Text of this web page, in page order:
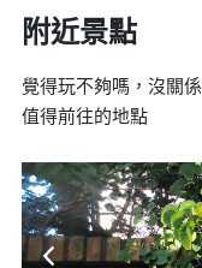
附近景點
覺得玩不夠嗎，沒關
值得前往的地點